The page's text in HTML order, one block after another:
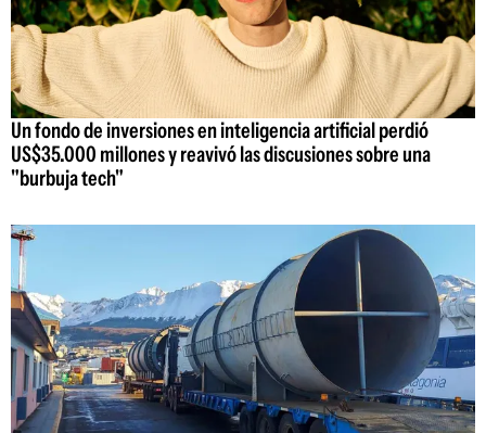
Un fondo de inversiones en inteligencia artificial perdió
US$35.000 millones y reavivó las discusiones sobre una
"burbuja tech"